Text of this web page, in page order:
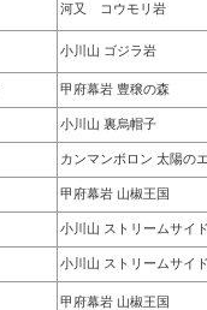
河又 コウモリ岩
小川山 ゴジラ岩
甲府幕岩 豊穣の森
小川山 裏烏帽子
カンマンボロン 太陽の
甲府幕岩 山椒王国
小川山 ストリームサイ
小川山 ストリームサイ
甲府幕岩 山椒王国